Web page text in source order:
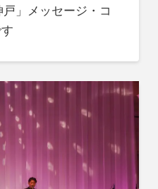
」メッセージ・コ